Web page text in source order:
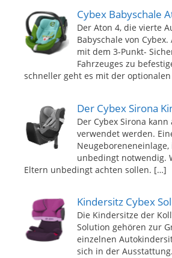
Cybex Babyschale
Der Aton 4, die vierte
Babyschale von
mit dem 3-Punkt-
Fahrzeuges zu
schneller geht es mit der optionalen
Der Cybex Sirona
Der Cybex Sirona
verwendet werden.
unbedingt notwendig.
Eltern unbedingt achten sollen. […]
Kindersitz Cybex
Die Kindersitze der
Solution gehören zur
einzelnen
sich in der Ausstattung.